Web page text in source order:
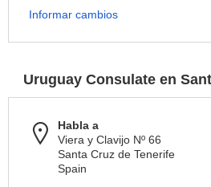
Informar cambios
Uruguay Consulate en
Habla a
Viera y Clavijo Nº 66
Santa Cruz de Tenerife
Spain